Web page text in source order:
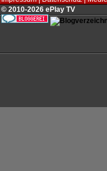
© 2010-2026 ePlay TV